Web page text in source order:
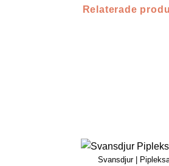
Relaterade
Svansdjur |